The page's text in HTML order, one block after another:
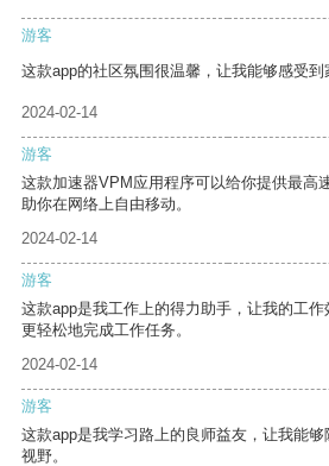
游客
这款app的社区氛围很温馨，让我能够感受到
2024-02-14
游客
这款加速器VPM应用程序可以给你提供最高
助你在网络上自由移动。
2024-02-14
游客
这款app是我工作上的得力助手，让我的工
更轻松地完成工作任务。
2024-02-14
游客
这款app是我学习路上的良师益友，让我能
视野。